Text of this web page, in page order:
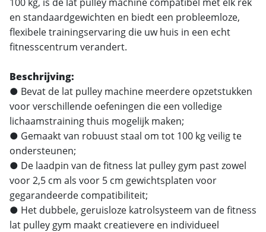
en standaardgewichten en biedt een probleemloze,
flexibele trainingservaring die uw huis in een echt
fitnesscentrum verandert.
Beschrijving:
● Bevat de lat pulley machine meerdere opzetstukken
voor verschillende oefeningen die een volledige
lichaamstraining thuis mogelijk maken;
● Gemaakt van robuust staal om tot 100 kg veilig te
ondersteunen;
● De laadpin van de fitness lat pulley gym past zowel
voor 2,5 cm als voor 5 cm gewichtsplaten voor
gegarandeerde compatibiliteit;
● Het dubbele, geruisloze katrolsysteem van de fitness
lat pulley gym maakt creatievere en individueel